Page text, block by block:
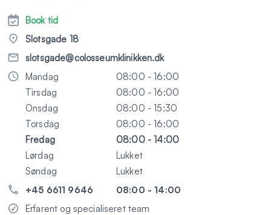
Book tid
Slotsgade 18
slotsgade@colosseumklinikken.dk
Mandag
08:00 - 16:00
Tirsdag
08:00 - 16:00
Onsdag
08:00 - 15:30
Torsdag
08:00 - 16:00
Fredag
08:00 - 14:00
Lørdag
Lukket
Søndag
Lukket
+45 6611 9646
08:00 - 14:00
Erfarent og specialiseret team